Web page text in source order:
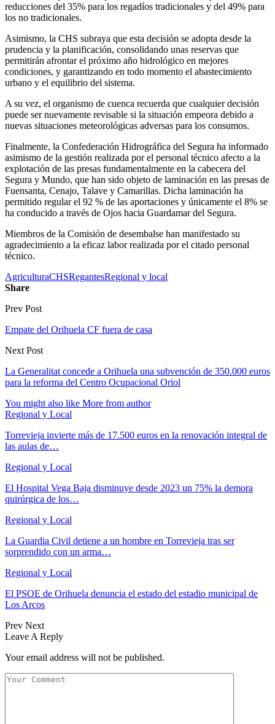
reducciones del 35% para los regadíos tradicionales y del 49% para
los no tradicionales.
Asimismo, la CHS subraya que esta decisión se adopta desde la
prudencia y la planificación, consolidando unas reservas que
permitirán afrontar el próximo año hidrológico en mejores
condiciones, y garantizando en todo momento el abastecimiento
urbano y el equilibrio del sistema.
A su vez, el organismo de cuenca recuerda que cualquier decisión
puede ser nuevamente revisable si la situación empeora debido a
nuevas situaciones meteorológicas adversas para los consumos.
Finalmente, la Confederación Hidrográfica del Segura ha informado
asimismo de la gestión realizada por el personal técnico afecto a la
explotación de las presas fundamentalmente en la cabecera del
Segura y Mundo, que han sido objeto de laminación en las presas de
Fuensanta, Cenajo, Talave y Camarillas. Dicha laminación ha
permitido regular el 92 % de las aportaciones y únicamente el 8% se
ha conducido a través de Ojos hacia Guardamar del Segura.
Miembros de la Comisión de desembalse han manifestado su
agradecimiento a la eficaz labor realizada por el citado personal
técnico.
AgriculturaCHSRegantesRegional y local
Share
Prev Post
Empate del Orihuela CF fuera de casa
Next Post
La Generalitat concede a Orihuela una subvención de 350.000 euros
para la reforma del Centro Ocupacional Oriol
You might also like More from author
Regional y Local
Torrevieja invierte más de 17.500 euros en la renovación integral de
las aulas de…
Regional y Local
El Hospital Vega Baja disminuye desde 2023 un 75% la demora
quirúrgica de los…
Regional y Local
La Guardia Civil detiene a un hombre en Torrevieja tras ser
sorprendido con un arma…
Regional y Local
El PSOE de Orihuela denuncia el estado del estadio municipal de
Los Arcos
Prev Next
Leave A Reply
Your email address will not be published.